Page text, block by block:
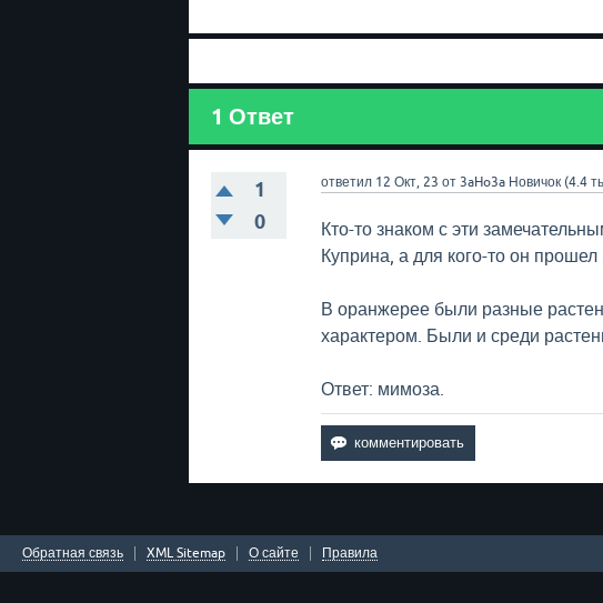
1 Ответ
1
0
ответил 12 Окт, 23 от3aHo3a Новичок (4.4
Кто-то знаком с эти
Куприна, а для кого-то он прошел
В оранжерее были разные
характером. Были и среди
Ответ: мимоза.
Обратная связь XML Sitemap О сайте Правила